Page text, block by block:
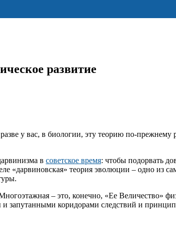
развитие
у вас, в биологии, эту теорию по-прежнему
в советское время: чтобы подорвать
«дарвиновская» теория эволюции – одно из
– это, конечно, «Ее Величество»
запутанными коридорами следствий и